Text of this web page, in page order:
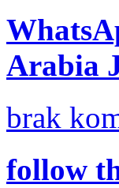
Arabia
brak
follow